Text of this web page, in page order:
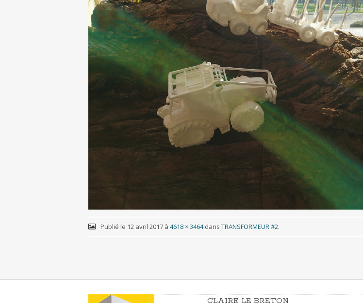
Publié le 12 avril 2017à 4618 × 3464dans TRANSFORMEUR #2.
CLAIRE LE BRETON